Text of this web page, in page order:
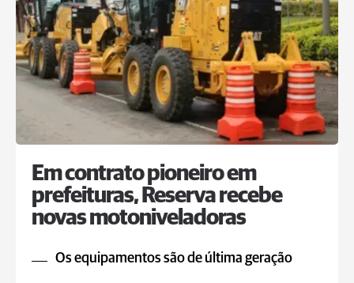
Em contrato pioneiro em
prefeituras, Reserva recebe
novas motoniveladoras
Os equipamentos são de última geração